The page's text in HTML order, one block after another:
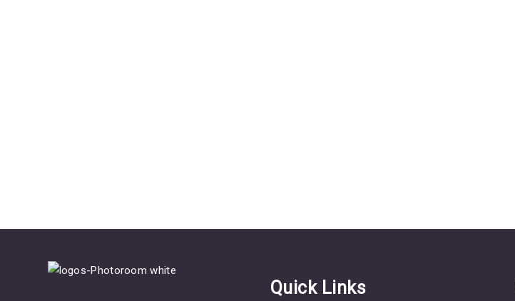
Quick Links